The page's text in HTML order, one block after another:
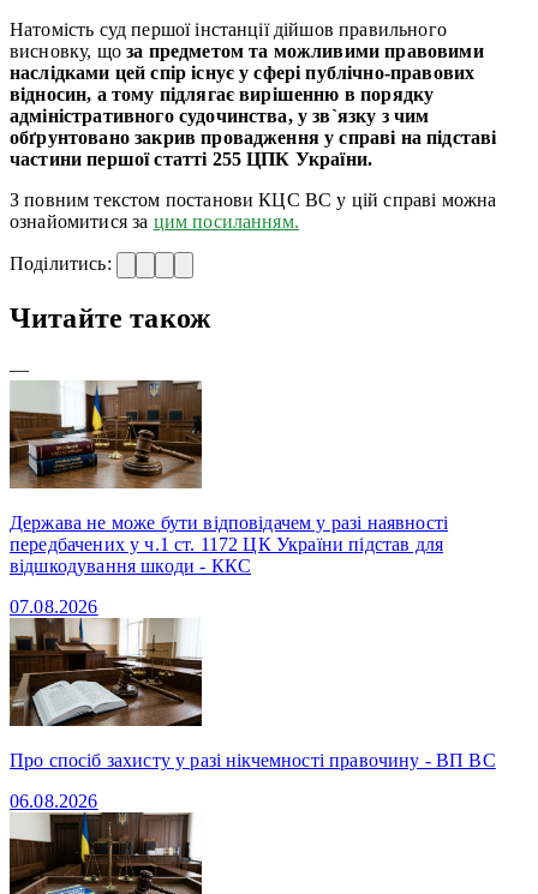
Натомість суд першої інстанції дійшов правильного
висновку, щоза предметом та можливими правовими
наслідками цей спір існує у сфері публічно-правових
відносин, а тому підлягає вирішенню в порядку
адміністративного судочинства, у зв`язку з чим
обґрунтовано закрив провадження у справі на підставі
частини першої статті 255 ЦПК України.
З повним текстом постанови КЦС ВС у цій справі можна
ознайомитися за цим посиланням.
Поділитись:
Читайте також
—
Держава не може бути відповідачем у разі наявності
передбачених у ч.1 ст. 1172 ЦК України підстав для
відшкодування шкоди - ККС
07.08.2026
Про спосіб захисту у разі нікчемності правочину - ВП ВС
06.08.2026